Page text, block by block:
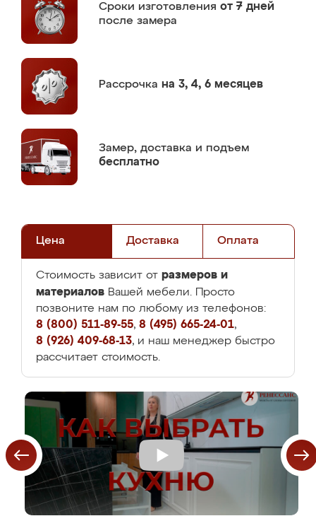
Сроки изготовления от 7 дней
после замера
Рассрочка на 3, 4, 6 месяцев
Замер, доставка и подъем
бесплатно
Цена Доставка Оплата
Стоимость зависит от размеров и
материалов Вашей мебели. Просто
позвоните нам по любому из телефонов:
8 (800) 511-89-55, 8 (495) 665-24-01,
8 (926) 409-68-13, и наш менеджер быстро
рассчитает стоимость.